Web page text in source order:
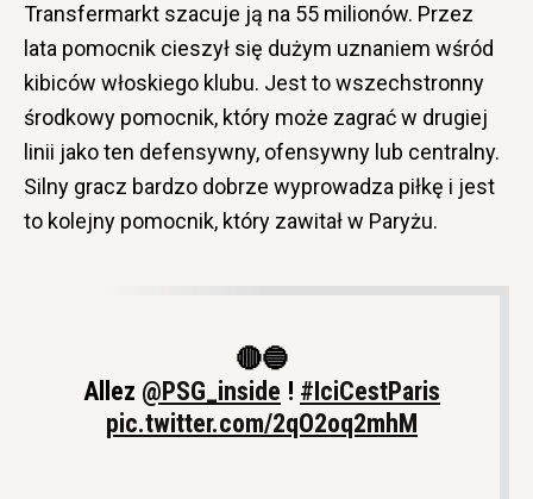
Transfermarkt szacuje ją na 55 milionów. Przez
lata pomocnik cieszył się dużym uznaniem wśród
kibiców włoskiego klubu. Jest to wszechstronny
środkowy pomocnik, który może zagrać w drugiej
linii jako ten defensywny, ofensywny lub centralny.
Silny gracz bardzo dobrze wyprowadza piłkę i jest
to kolejny pomocnik, który zawitał w Paryżu.
🔴🔵
Allez @PSG_inside ! #IciCestParis
pic.twitter.com/2qO2oq2mhM